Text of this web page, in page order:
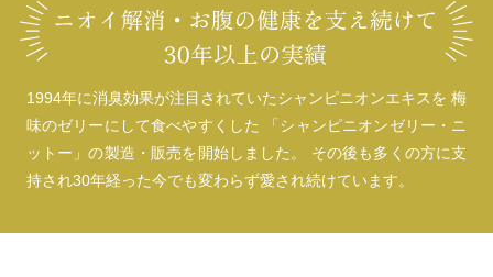
1994年に消臭効果が注目されていたシャンピニオンエキスを 梅
味のゼリーにして食べやすくした
「シャンピニオンゼリー・ニ
ットー」の製造・販売を開始しました。
その後も多くの方に支
持され30年経った今でも変わらず愛され続けています。